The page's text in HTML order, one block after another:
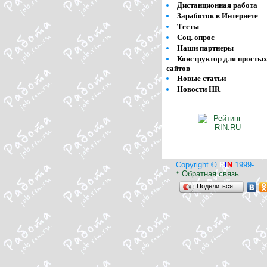
Дистанционная работа
Заработок в Интернете
Тесты
Соц. опрос
Наши партнеры
Конструктор для простых
сайтов
Новые статьи
Новости HR
Copyright © RIN 1999-
* Обратная связь
Поделиться…